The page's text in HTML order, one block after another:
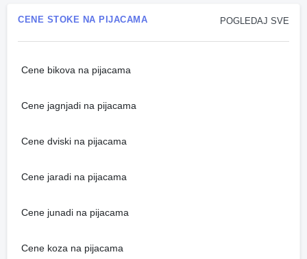
POGLEDAJ SVE
CENE STOKE NA PIJACAMA
Cene bikova na pijacama
Cene jagnjadi na pijacama
Cene dviski na pijacama
Cene jaradi na pijacama
Cene junadi na pijacama
Cene koza na pijacama